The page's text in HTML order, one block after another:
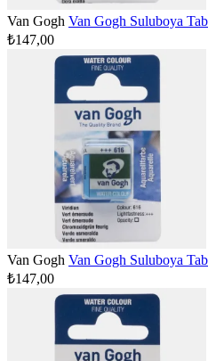
Van Gogh Van Gogh Suluboya
₺147,00
Van Gogh Van Gogh Suluboya
₺147,00